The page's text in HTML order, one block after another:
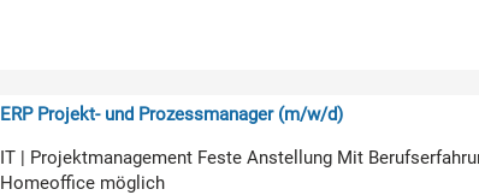
ERP Projekt- und Prozessmanager (m/w/d)
IT | Projektmanagement Feste Anstellung Mit
Homeoffice möglich